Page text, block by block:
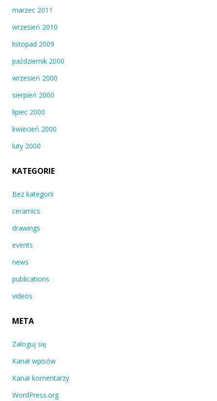
marzec 2011
wrzesień 2010
listopad 2009
październik 2000
wrzesień 2000
sierpień 2000
lipiec 2000
kwiecień 2000
luty 2000
KATEGORIE
Bez kategorii
ceramics
drawings
events
news
publications
videos
META
Zaloguj się
Kanał wpisów
Kanał komentarzy
WordPress.org